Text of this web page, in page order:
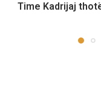
Time Kadrijaj